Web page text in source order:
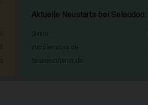
Aktuelle Neustarts bei Selecdoo: